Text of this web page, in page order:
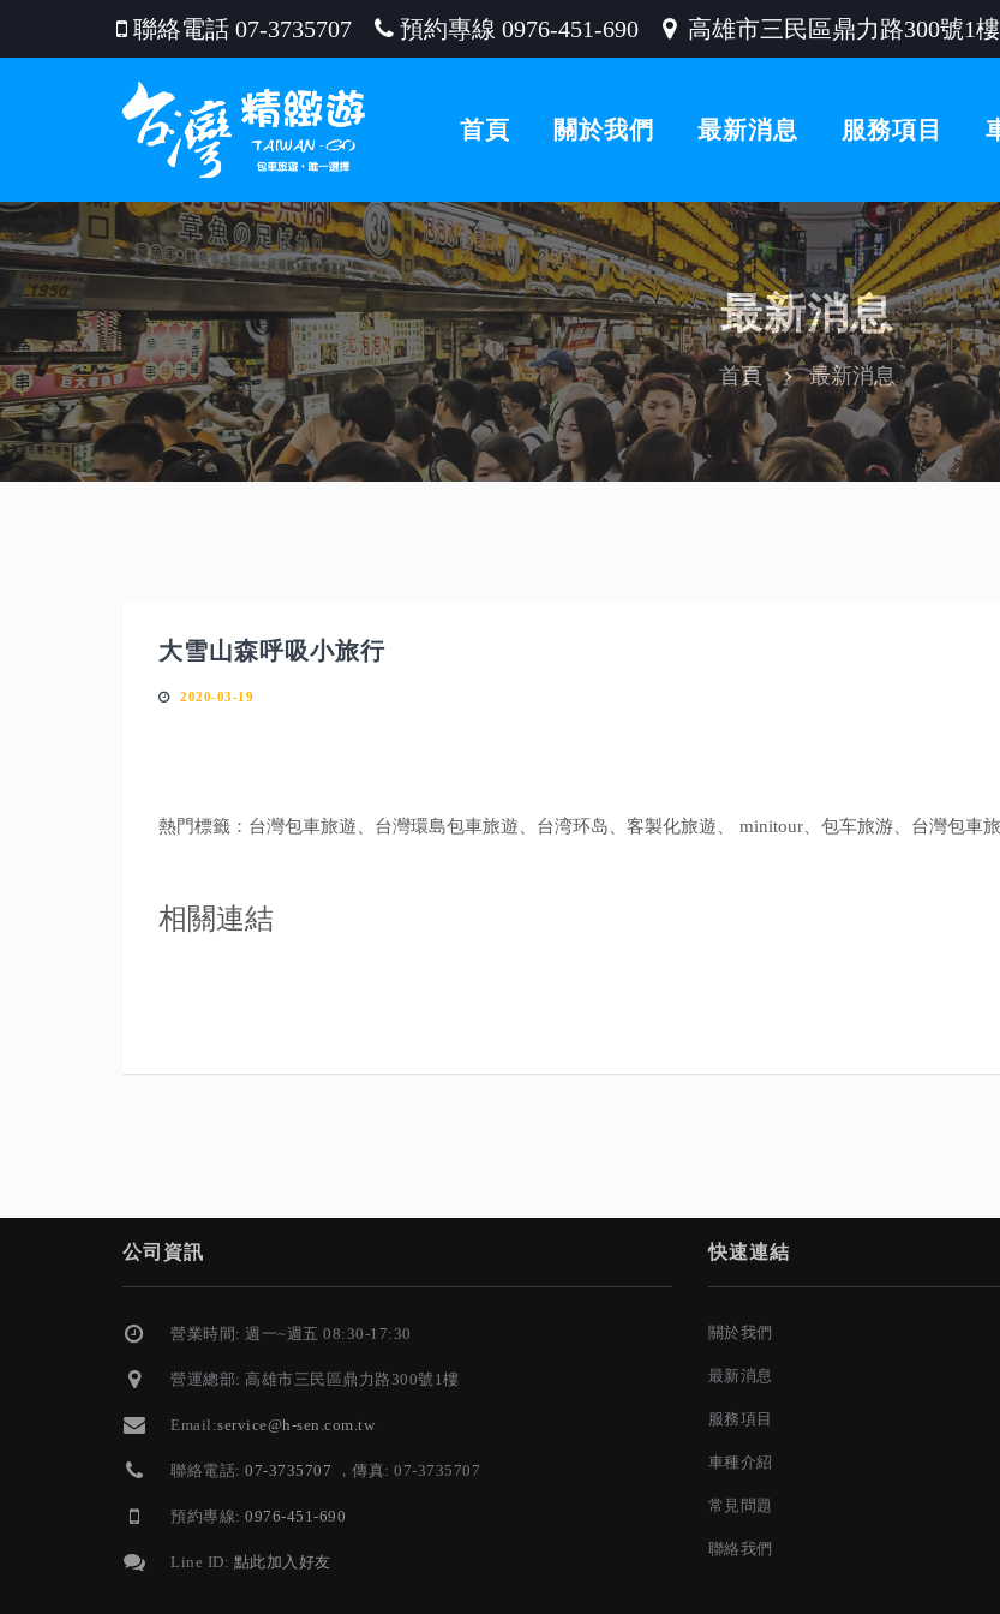
聯絡電話 07-3735707 預約專線 0976-451-690 高雄市三民區鼎力路300號1樓
首頁 關於我們 最新消息 服務項目
最新消息
首頁 最新消息
大雪山森呼吸小旅行
2020-03-19
熱門標籤：台灣包車旅遊、台灣環島包車旅遊、台湾环岛、客製化旅遊、 minitour、包车旅游、台灣包車
相關連結
公司資訊
營業時間: 週一~週五 08:30-17:30
營運總部: 高雄市三民區鼎力路300號1樓
Email:service@h-sen.com.tw
聯絡電話: 07-3735707 ，傳真: 07-3735707
預約專線: 0976-451-690
Line ID: 點此加入好友
快速連結
關於我們
最新消息
服務項目
車種介紹
常見問題
聯絡我們